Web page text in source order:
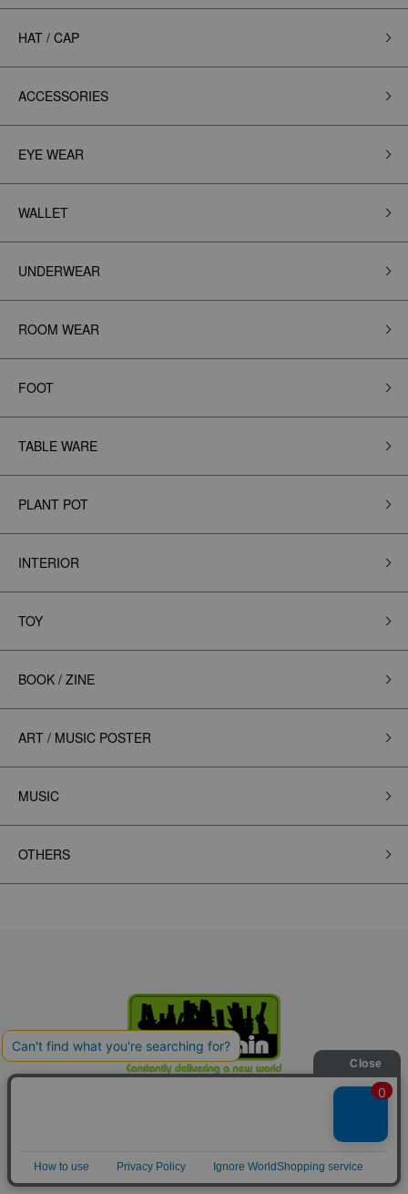
HAT / CAP
ACCESSORIES
EYE WEAR
WALLET
UNDERWEAR
ROOM WEAR
FOOT
TABLE WARE
PLANT POT
INTERIOR
TOY
BOOK / ZINE
ART / MUSIC POSTER
MUSIC
OTHERS